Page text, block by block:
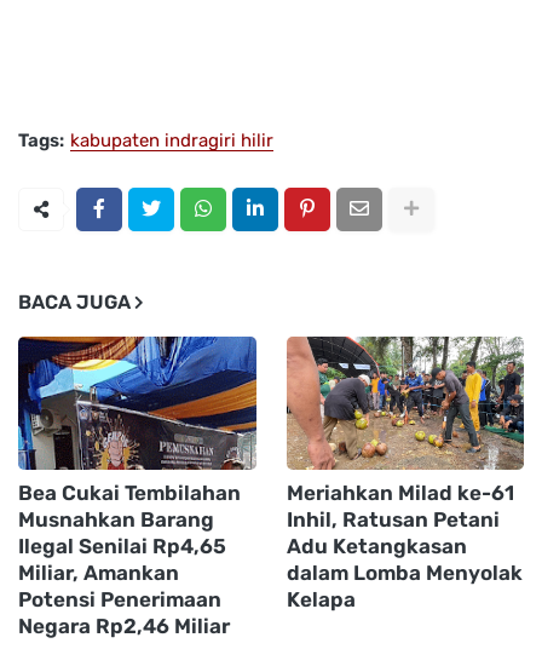
Tags: kabupaten indragiri hilir
BACA JUGA
Bea Cukai Tembilahan
Musnahkan Barang
Ilegal Senilai Rp4,65
Miliar, Amankan
Potensi Penerimaan
Negara Rp2,46 Miliar
Meriahkan Milad ke-61
Inhil, Ratusan Petani
Adu Ketangkasan
dalam Lomba Menyolak
Kelapa